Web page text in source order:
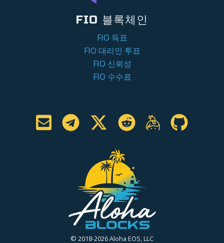
FIO 블록체인
FIO 득표
FIO 대리인 투표
FIO 신뢰성
FIO 수수료
© 2018-2026 Aloha EOS, LLC